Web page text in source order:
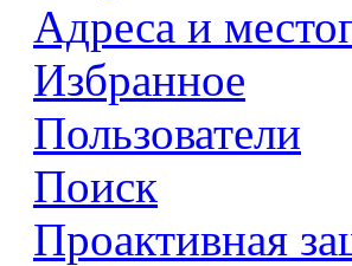
Адреса и
Избранное
Пользователи
Поиск
Проактивная